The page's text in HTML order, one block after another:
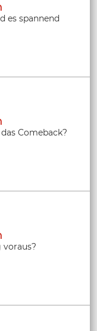
es spannend
Comeback?
voraus?